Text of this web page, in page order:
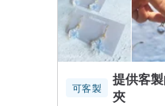
可客製
提供客
夾